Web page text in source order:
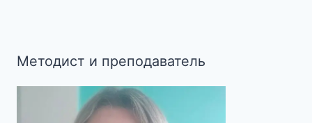
Методист и преподаватель